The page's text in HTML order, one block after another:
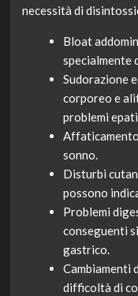
necessità di
Bloat
specialmente
Sudorazione
corporeo e
problemi
sonno.
Disturbi
possono
Problemi
conseguenti
gastrico.
Cambiamenti
difficoltà di